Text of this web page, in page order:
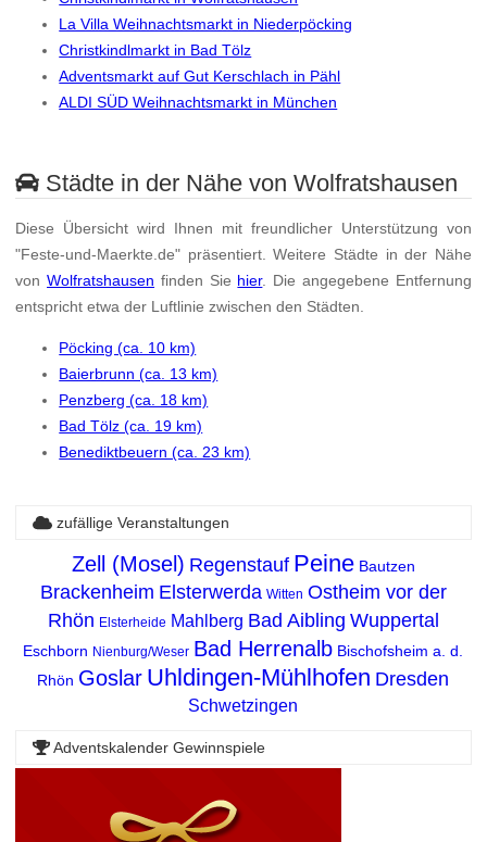
La Villa Weihnachtsmarkt in Niederpöcking
Christkindlmarkt in Bad Tölz
Adventsmarkt auf Gut Kerschlach in Pähl
ALDI SÜD Weihnachtsmarkt in München
Städte in der Nähe von Wolfratshausen
Diese Übersicht wird Ihnen mit freundlicher Unterstützung von
"Feste-und-Maerkte.de" präsentiert. Weitere Städte in der Nähe
vonWolfratshausen finden Sie hier. Die angegebene Entfernung
entspricht etwa der Luftlinie zwischen den Städten.
Pöcking (ca. 10 km)
Baierbrunn (ca. 13 km)
Penzberg (ca. 18 km)
Bad Tölz (ca. 19 km)
Benediktbeuern (ca. 23 km)
zufällige Veranstaltungen
Zell (Mosel) Regenstauf Peine Bautzen
Brackenheim Elsterwerda Witten Ostheim vor der
Rhön Elsterheide Mahlberg Bad Aibling Wuppertal
Eschborn Nienburg/Weser Bad Herrenalb Bischofsheim a. d.
Rhön Goslar Uhldingen-Mühlhofen Dresden
Schwetzingen
Adventskalender Gewinnspiele